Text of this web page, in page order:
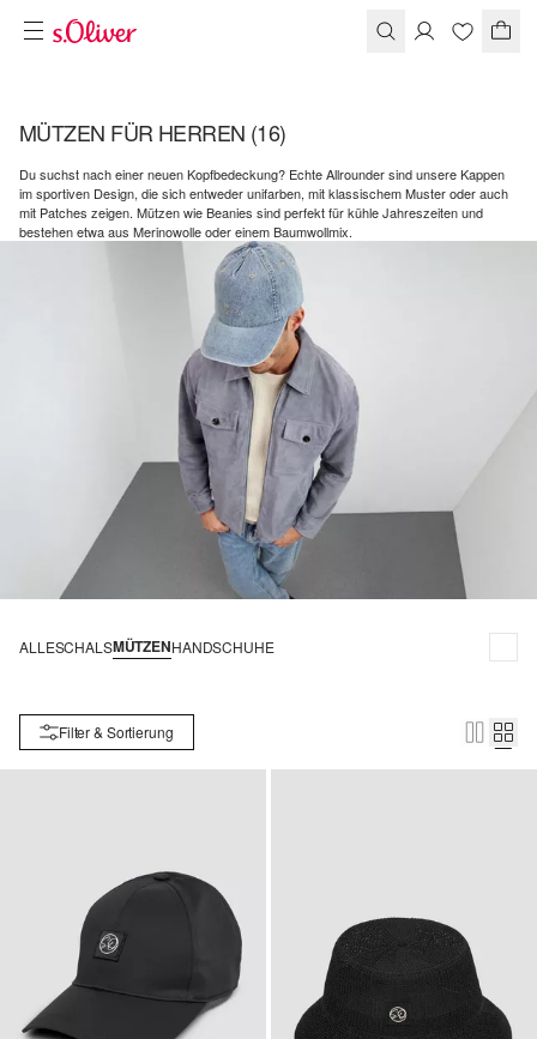
MÜTZEN FÜR HERREN (16)
Du suchst nach einer neuen Kopfbedeckung? Echte Allrounder sind unsere Kappen
im sportiven Design, die sich entweder unifarben, mit klassischem Muster oder auch
mit Patches zeigen. Mützen wie Beanies sind perfekt für kühle Jahreszeiten und
bestehen etwa aus Merinowolle oder einem Baumwollmix.
ALLESCHALSMÜTZENHANDSCHUHE
Filter & Sortierung